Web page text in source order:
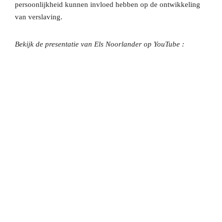
persoonlijkheid kunnen invloed hebben op de ontwikkeling
van verslaving.
Bekijk de presentatie van Els Noorlander op YouTube :